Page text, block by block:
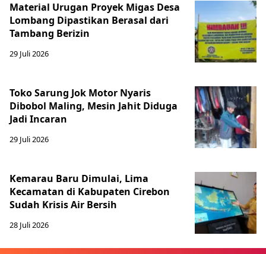
Material Urugan Proyek Migas Desa
Lombang Dipastikan Berasal dari
Tambang Berizin
29 Juli 2026
Toko Sarung Jok Motor Nyaris
Dibobol Maling, Mesin Jahit Diduga
Jadi Incaran
29 Juli 2026
Kemarau Baru Dimulai, Lima
Kecamatan di Kabupaten Cirebon
Sudah Krisis Air Bersih
28 Juli 2026